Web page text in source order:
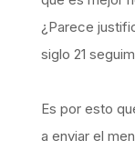
¿Parece
siglo 21
Es por esto
a enviar el